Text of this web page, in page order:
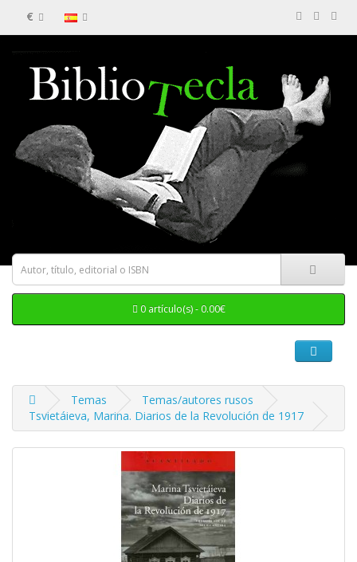
€
0 artículo(s) - 0.00€
Temas
Temas/autores rusos
Tsvietáieva, Marina. Diarios de la Revolución de 1917